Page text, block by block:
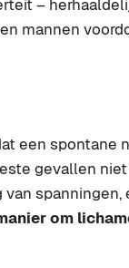
–
mannen
een
gevallen
van
om